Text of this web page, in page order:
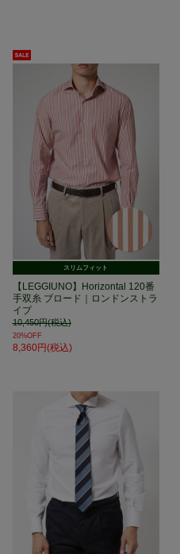
スリムフィット
【LEGGIUNO】Horizontal 120番
手双糸 ブロード｜ロンドンストラ
イプ
10,450円(税込)
20%OFF
8,360円(税込)